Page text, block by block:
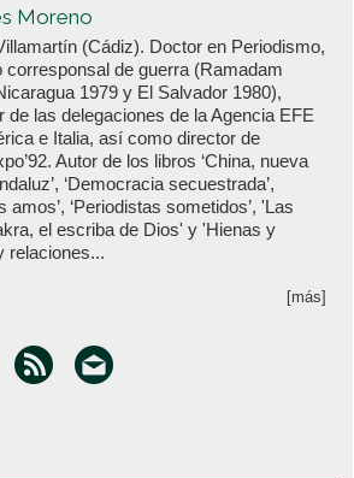
Moreno
(Cádiz). Doctor en Periodismo,
corresponsal de guerra (Ramadam
1979 y El Salvador 1980),
de las delegaciones de la Agencia EFE
e Italia, así como director de
Autor de los libros ‘China, nueva
‘Democracia secuestrada’,
amos’, ‘Periodistas sometidos’, 'Las
el escriba de Dios' y 'Hienas y
relaciones...
[más]